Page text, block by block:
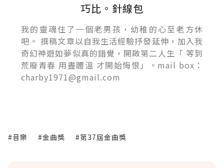
巧比。針線包
我的靈魂住了一個老男孩，幼稚的心至老方休
吧。 撰稿文章以自我生活經驗抒發延伸，加入我
奇幻神遊如夢似真的錯覺，開啟第二人生「 等到
荒廢青春 用盡體溫 才開始悔恨」。mail box：
charby1971@gmail.com
#音樂 #金曲獎 #第37屆金曲獎